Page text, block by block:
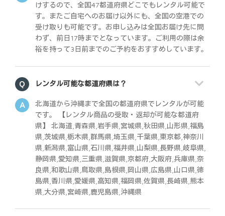
けするので、全国47都道府県どこでもレンタル可能で
す。またご自宅へのお届け以外にも、全国の空港での
受け取りも可能です。お申し込みは全国お届け先に問
わず、前日17時までとなっています。ご利用の際は余
裕を持って3日前までのご予約をおすすめしています。
レンタル可能な都道府県は？
北海道から沖縄まで全国の都道府県でレンタルが可能
です。 【レンタル商品の受取・返却が可能な都道府
県】 北海道,青森県,岩手県,宮城県,秋田県,山形県,福島
県,茨城県,栃木県,群馬県,埼玉県,千葉県,東京都,神奈川
県,新潟県,富山県,石川県,福井県,山梨県,長野県,岐阜県,
静岡県,愛知県,三重県,滋賀県,京都府,大阪府,兵庫県,奈
良県,和歌山県,鳥取県,島根県,岡山県,広島県,山口県,徳
島県,香川県,愛媛県,高知県,福岡県,佐賀県,長崎県,熊本
県,大分県,宮崎県,鹿児島県,沖縄県